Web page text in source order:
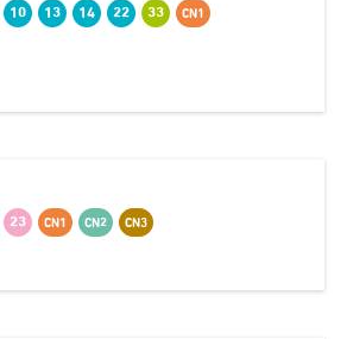
10 13 14 22 33 CN1
23 CN1 CN2 CN3